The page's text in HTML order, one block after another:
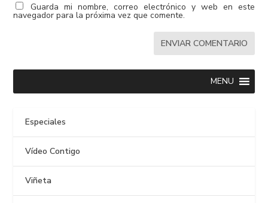
Guarda mi nombre, correo electrónico y web en este
navegador para la próxima vez que comente.
MENU
Especiales
Vídeo Contigo
Viñeta